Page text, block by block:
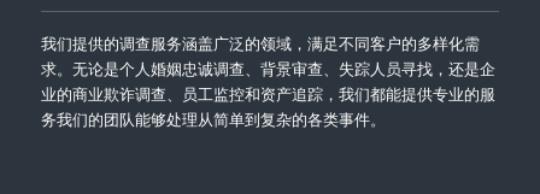
我们提供的调查服务涵盖广泛的领域，满足不同客户的多样化需
求。无论是个人婚姻忠诚调查、背景审查、失踪人员寻找，还是企
业的商业欺诈调查、员工监控和资产追踪，我们都能提供专业的服
务我们的团队能够处理从简单到复杂的各类事件。